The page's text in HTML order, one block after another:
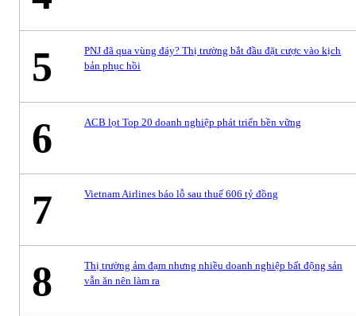
5
PNJ đã qua vùng đáy? Thị trường bắt đầu đặt cược vào kịch
bản phục hồi
6 ACB lọt Top 20 doanh nghiệp phát triển bền vững
7 Vietnam Airlines báo lỗ sau thuế 606 tỷ đồng
8
Thị trường ảm đạm nhưng nhiều doanh nghiệp bất động sản
vẫn ăn nên làm ra